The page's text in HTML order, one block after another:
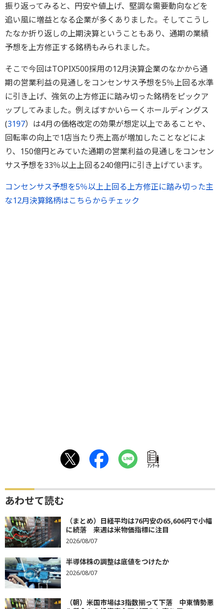
振り返ってみると、円安や値上げ、堅調な需要動向などを
追い風に増益となる企業が多くありました。そしてこうし
たなか折り返しの上期決算ということもあり、通期の業績
予想を上方修正する銘柄もみられました。
そこで今回はTOPIX500採用の12月決算企業のなかから通
期の営業利益の見通しをコンセンサス予想を5％上回る水準
に引き上げ、強気の上方修正に踏み切った銘柄をピックア
ップしてみました。例えばすかいらーくホールディングス
(3197）は4月の価格改定の効果が想定以上であることや、
回転率の向上で1店当たり売上高が増加したことなどによ
り、150億円とみていた通期の営業利益の見通しをコンセン
サス予想を33％以上上回る240億円に引き上げています。
コンセンサス予想を5％以上上回る上方修正に踏み切った主
な12月決算銘柄はこちらからチェック
ｱﾝｹｰﾄ
あわせて読む
（まとめ）日経平均は76円安の65,606円で小幅
に続落 来週は米物価指標に注目
2026/08/07
半導体株の調整は底値をつけたか
2026/08/07
（朝）米国市場は3指数揃って下落 中東情勢悪